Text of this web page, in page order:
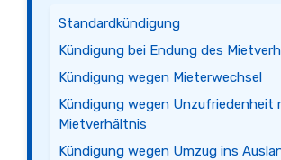
Standardkündigung
Kündigung bei Endung des
Kündigung wegen Mieterwechsel
Kündigung wegen Unzufriedenheit
Mietverhältnis
Kündigung wegen Umzug ins